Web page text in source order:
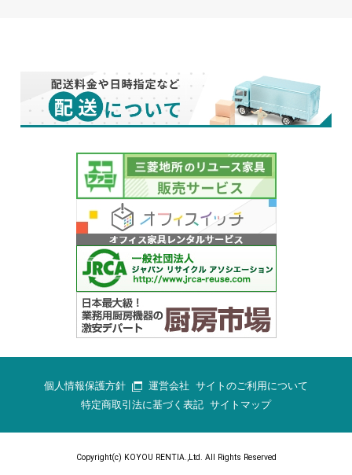
個人情報保護方針 運営会社 サイトのご利用について
特定商取引法に基づく表記 サイトマップ
Copyright(c) KOYOU RENTIA.,Ltd. All Rights Reserved